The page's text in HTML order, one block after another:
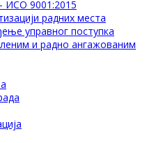
ИСО 9001:2015
радних места
управног поступка
и радно ангажованим